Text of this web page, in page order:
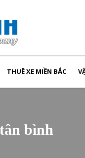
THUÊ XE MIỀN BẮC
bình